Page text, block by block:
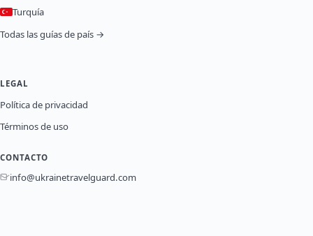
Turquía
Todas las guías de país →
LEGAL
Política de privacidad
Términos de uso
CONTACTO
info@ukrainetravelguard.com